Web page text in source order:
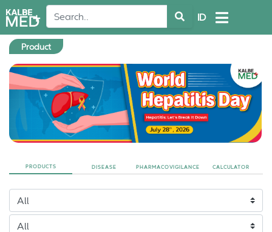
ID
Product
PRODUCTS DISEASE PHARMACOVIGILANCE CALCULATOR